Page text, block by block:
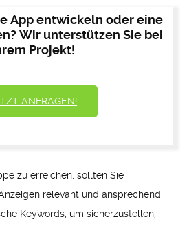
App entwickeln oder eine
Wir unterstützen Sie bei
Projekt!
ANFRAGEN!
zu erreichen, sollten Sie
relevant und ansprechend
Keywords, um sicherzustellen,